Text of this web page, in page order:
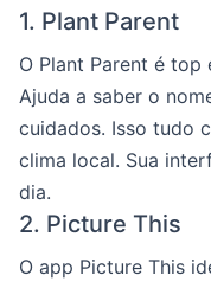
1. Plant Parent
O Plant Parent é top
Ajuda a saber o
cuidados. Isso tudo
clima local. Sua
dia.
2. Picture This
O app Picture This